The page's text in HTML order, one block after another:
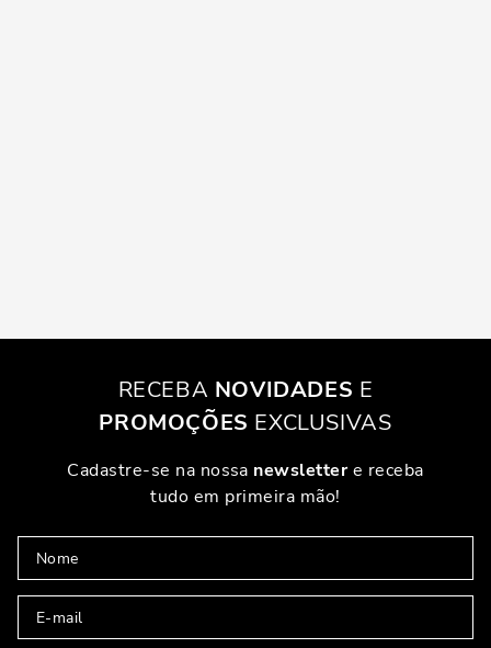
RECEBA NOVIDADES E
PROMOÇÕES EXCLUSIVAS
Cadastre-se na nossa newslettere receba
tudo em primeira mão!